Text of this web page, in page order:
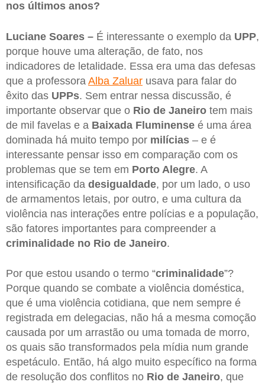
nos últimos anos?
Luciane Soares – É interessante o exemplo da UPP,
porque houve uma alteração, de fato, nos
indicadores de letalidade. Essa era uma das defesas
que a professora Alba Zaluar usava para falar do
êxito das UPPs. Sem entrar nessa discussão, é
importante observar que o Rio de Janeiro tem mais
de mil favelas e a Baixada Fluminense é uma área
dominada há muito tempo por milícias – e é
interessante pensar isso em comparação com os
problemas que se tem em Porto Alegre. A
intensificação da desigualdade, por um lado, o uso
de armamentos letais, por outro, e uma cultura da
violência nas interações entre polícias e a população,
são fatores importantes para compreender a
criminalidade no Rio de Janeiro.
Por que estou usando o termo “criminalidade”?
Porque quando se combate a violência doméstica,
que é uma violência cotidiana, que nem sempre é
registrada em delegacias, não há a mesma comoção
causada por um arrastão ou uma tomada de morro,
os quais são transformados pela mídia num grande
espetáculo. Então, há algo muito específico na forma
de resolução dos conflitos no Rio de Janeiro, que